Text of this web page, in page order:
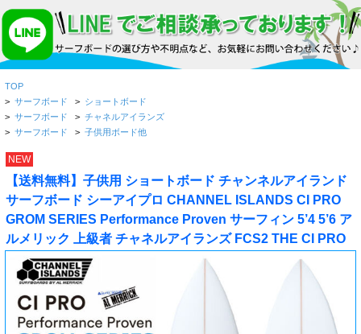
TOP
> サーフボード > ショートボード
> サーフボード > チャネルアイランズ
> サーフボード > 子供用ボード他
NEW
【送料無料】子供用 ショートボード チャンネルアイランド
サーフボード シーアイプロ CHANNEL ISLANDS CI PRO
GROM SERIES Performance Proven サーフィン 5’4 5’6 ア
ルメリック 上級者 チャネルアイランズ FCS2 THE CI PRO